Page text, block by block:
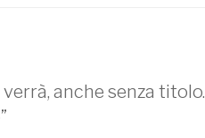
anche senza titolo.